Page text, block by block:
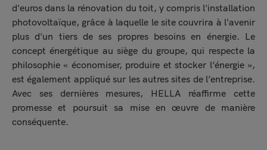
d'euros dans la rénovation du toit, y compris l'installation
photovoltaïque, grâce à laquelle le site couvrira à l'avenir
plus d'un tiers de ses propres besoins en énergie. Le
concept énergétique au siège du groupe, qui respecte la
philosophie « économiser, produire et stocker l’énergie »,
est également appliqué sur les autres sites de l’entreprise.
Avec ses dernières mesures, HELLA réaffirme cette
promesse et poursuit sa mise en œuvre de manière
conséquente.